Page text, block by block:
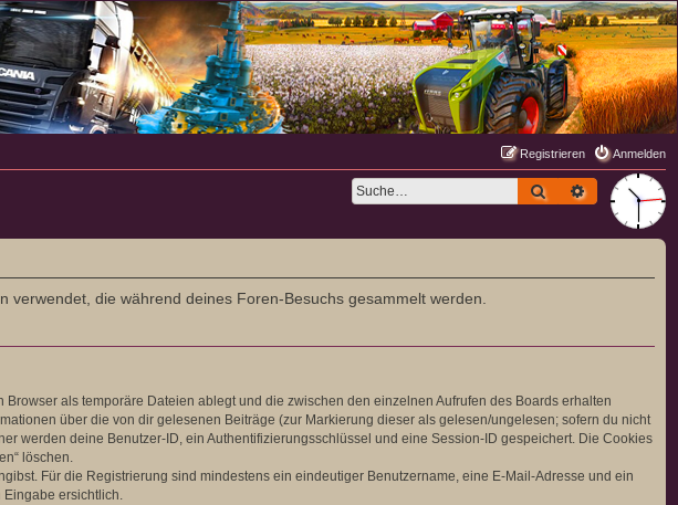
Anmelden
Registrieren
SucheErweiterte
verwendet, die während deines Foren-Besuchs gesammelt werden.
als temporäre Dateien ablegt und die zwischen den einzelnen Aufrufen des Boards erhalten
über die von dir gelesenen Beiträge (zur Markierung dieser als gelesen/ungelesen; sofern du nicht
werden deine Benutzer-ID, ein Authentifizierungsschlüssel und eine Session-ID gespeichert. Die Cookies
löschen.
Für die Registrierung sind mindestens ein eindeutiger Benutzername, eine E-Mail-Adresse und ein
Eingabe ersichtlich.